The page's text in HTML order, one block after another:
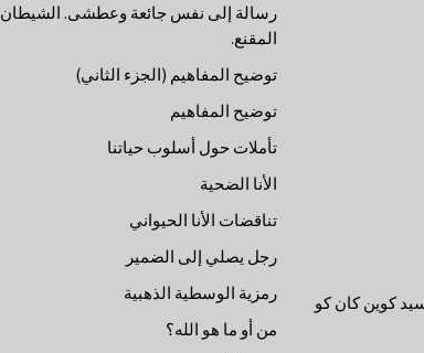
كوين كان كو
رسالة إلى نفس جائعة وعطشى. الشيطان
المقنع.
توضيح المفاهيم (الجزء الثاني)
توضيح المفاهيم
تأملات حول أسلوب حياتنا
الأنا الضحية
تناقضات الأنا الحيواني
رجل يصلي إلى الضمير
رمزية الوسطية الذهبية
من أو ما هو الله؟